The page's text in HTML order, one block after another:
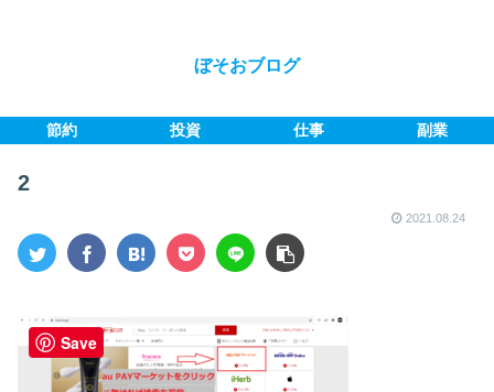
ぼそおブログ
節約 投資 仕事 副業
2
2021.08.24
Save